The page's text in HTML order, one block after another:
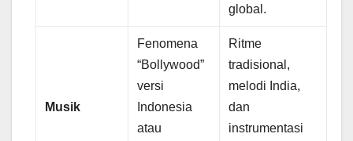
global.
Musik
Fenomena
“Bollywood”
versi
Indonesia
atau
Ritme
tradisional,
melodi India,
dan
instrumentasi